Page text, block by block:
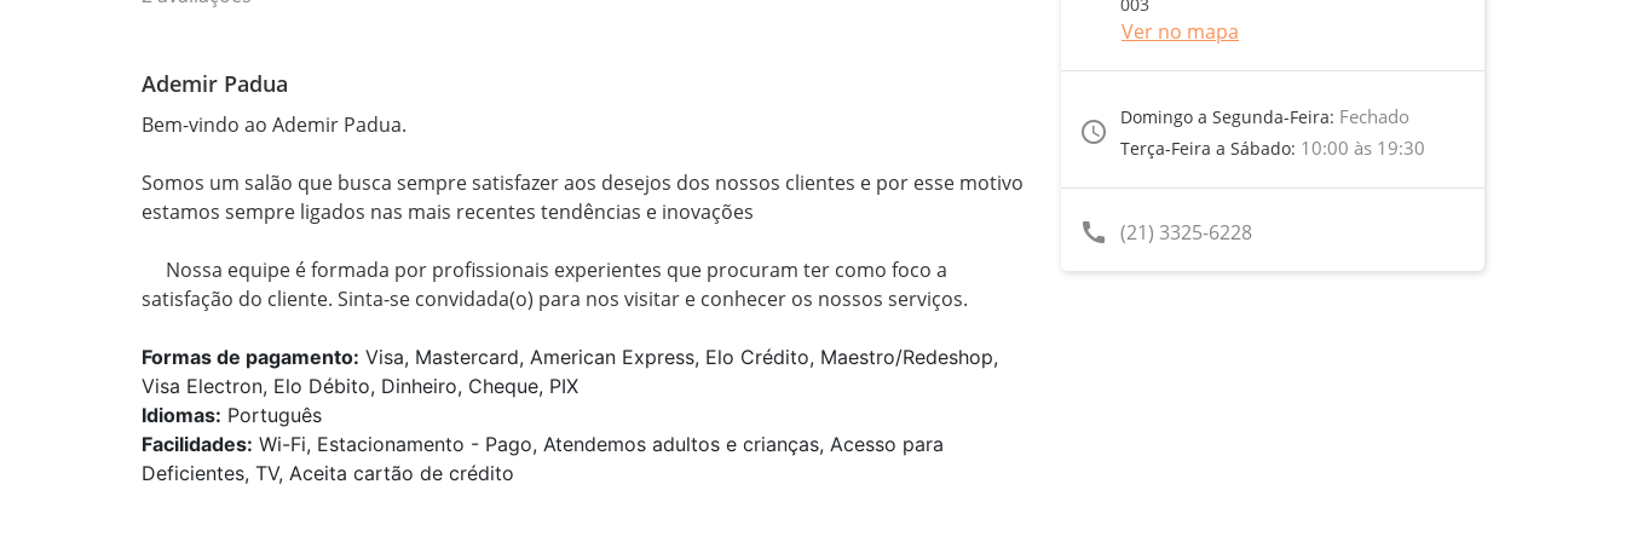
Ademir Padua
Bem-vindo ao Ademir Padua.
Somos um salão que busca sempre satisfazer aos desejos dos nossos clientes e por esse motivo
estamos sempre ligados nas mais recentes tendências e inovações
satisfação do cliente. Sinta-se convidada(o) para nos visitar e conhecer os nossos serviços.
Formas de pagamento: Visa, Mastercard, American Express, Elo Crédito, Maestro/Redeshop,
Visa Electron, Elo Débito, Dinheiro, Cheque, PIX
Idiomas: Português
Facilidades: Wi-Fi, Estacionamento - Pago, Atendemos adultos e crianças, Acesso para
Deficientes, TV, Aceita cartão de crédito
Ver no mapa
access_time
Domingo a Segunda-Feira: Fechado
Terça-Feira a Sábado: 10:00 às 19:30
call (21) 3325-6228